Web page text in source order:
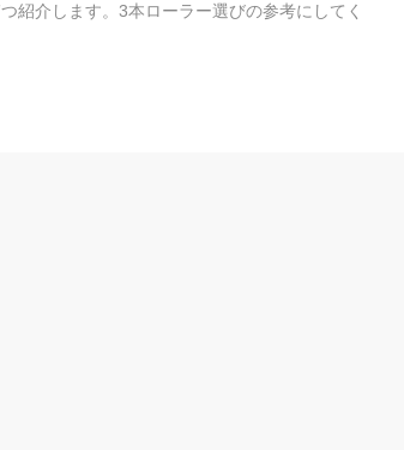
紹介します。3本ローラー選びの参考にしてく